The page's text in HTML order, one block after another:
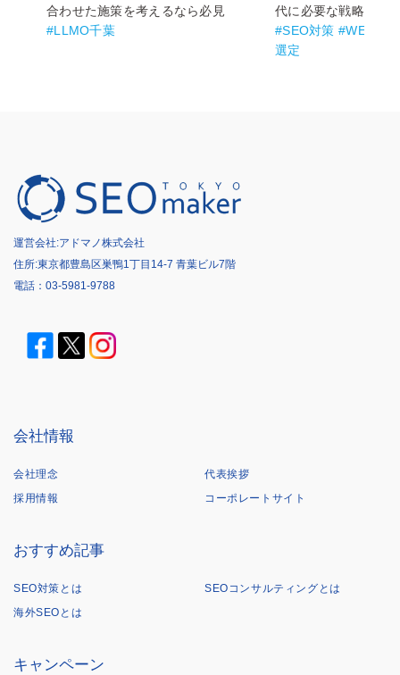
合わせた施策を考えるなら必見
#LLMO千葉
代に必要な戦略も解
#SEO対策 #WEB集
選定
運営会社:アドマノ株式会社
住所:東京都豊島区巣鴨1丁目14-7 青葉ビル7階
電話： 03-5981-9788
会社情報
会社理念
代表挨拶
採用情報
コーポレートサイト
おすすめ記事
SEO対策とは
SEOコンサルティングとは
海外SEOとは
キャンペーン